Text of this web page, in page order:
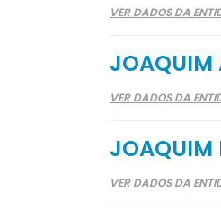
VER DADOS DA
JOAQUIM
VER DADOS DA
JOAQUIM
VER DADOS DA